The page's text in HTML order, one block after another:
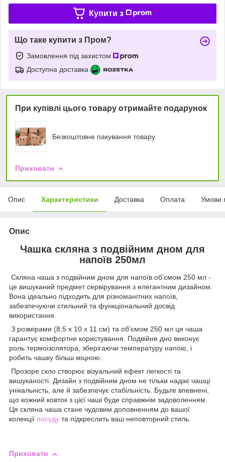
Купити з
Що таке купити з Пром?
Замовлення під захистом
Доступна доставка
При купівлі цього товару отримайте подарунок
Безкоштовне пакування товару
Приховати
Опис Характеристики Доставка Оплата Умови
Опис
Чашка скляна з подвійним дном для
напоїв 250мл
Скляна чаша з подвійним дном для напоїв об'ємом 250 мл -
це вишуканий предмет сервірування з елегантним дизайном.
Вона ідеально підходить для різноманітних напоїв,
забезпечуючи стильний та функціональний досвід
використання.
З розмірами (8,5 х 10 х 11 см) та об'ємом 250 мл ця чаша
гарантує комфортне користування. Подвійне дно виконує
роль термоізолятора, зберігаючи температуру напою, і
робить чашку більш міцною.
Прозоре скло створює візуальний ефект легкості та
вишуканості. Дизайн з подвійним дном не тільки надає чашці
унікальність, але й забезпечує стабільність. Будьте впевнені,
що кожний ковток з цієї чаші буде справжнім задоволенням.
Ця скляна чаша стане чудовим доповненням до вашої
колекції посуду та підкреслить ваш неповторний стиль.
Приховати